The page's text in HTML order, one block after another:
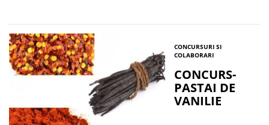
CONCURSURI SI
COLABORARI
CONCURS-
PASTAI DE
VANILIE